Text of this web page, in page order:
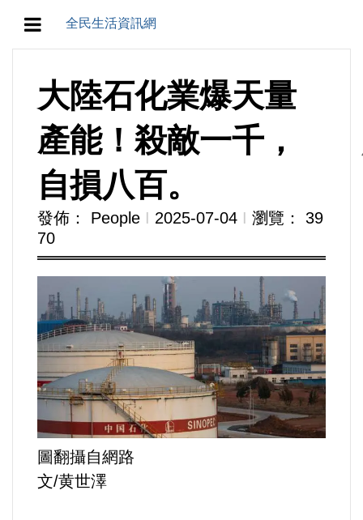
全民生活資訊網
教育/五育/五創
人生/生存/生活
產業/經濟
政治/政黨
農業/技術/肥飼料/農藥/產銷
食品/衛生/醫療/照護
運動/體育/休閒/育樂
兩岸/大陸
寵物/動保
大陸石化業爆天量
產能！殺敵一千，
自損八百。
發佈： People Ι 2025-07-04 Ι 瀏覽： 39
70
圖翻攝自網路
文/黄世澤